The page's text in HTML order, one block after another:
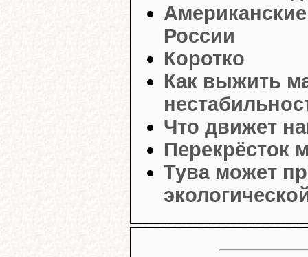
России
Коротко
Как выжить
Что движет
Перекрёсток
Тува может